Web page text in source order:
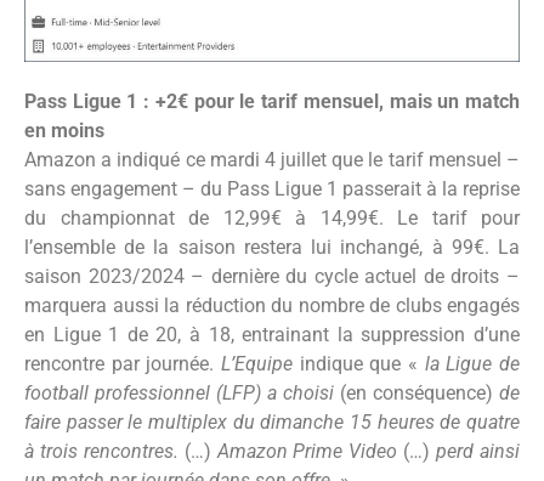
Pass Ligue 1 : +2€ pour le tarif mensuel, mais un match
en moins
Amazon a indiqué ce mardi 4 juillet que le tarif mensuel –
sans engagement – du Pass Ligue 1 passerait à la reprise
du championnat de 12,99€ à 14,99€. Le tarif pour
l’ensemble de la saison restera lui inchangé, à 99€. La
saison 2023/2024 – dernière du cycle actuel de droits –
marquera aussi la réduction du nombre de clubs engagés
en Ligue 1 de 20, à 18, entrainant la suppression d’une
rencontre par journée. L’Equipe indique que « la Ligue de
football professionnel (LFP) a choisi (en conséquence) de
faire passer le multiplex du dimanche 15 heures de quatre
à trois rencontres. (…)Amazon Prime Video (…)perd ainsi